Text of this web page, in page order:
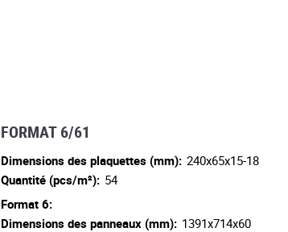
FORMAT 6/61
Dimensions des plaquettes (mm): 240x65x15-18
Quantité (pcs/m²): 54
Format 6:
Dimensions des panneaux (mm): 1391x714x60